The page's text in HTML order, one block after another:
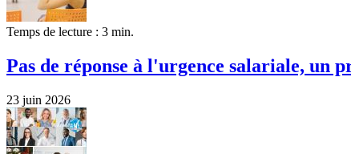
Temps de lecture : 3 min.
Pas de réponse à l'urgence salariale, un
23 juin 2026